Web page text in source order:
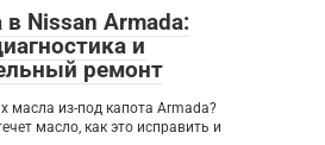
Nissan Armada:
и
ремонт
масла из-под капота Armada?
масло, как это исправить и